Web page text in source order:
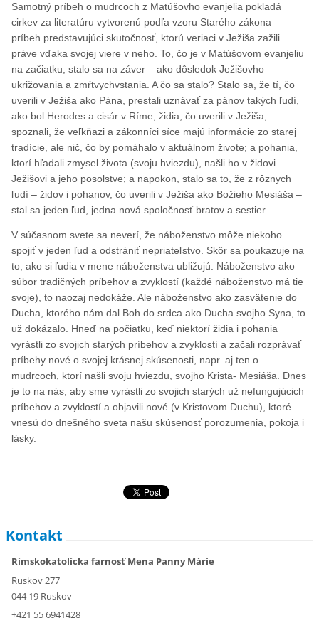
Samotný príbeh o mudrcoch z Matúšovho evanjelia pokladá
cirkev za literatúru vytvorenú podľa vzoru Starého zákona –
príbeh predstavujúci skutočnosť, ktorú veriaci v Ježiša zažili
práve vďaka svojej viere v neho. To, čo je v Matúšovom evanjeliu
na začiatku, stalo sa na záver – ako dôsledok Ježišovho
ukrižovania a zmŕtvychvstania. A čo sa stalo? Stalo sa, že tí, čo
uverili v Ježiša ako Pána, prestali uznávať za pánov takých ľudí,
ako bol Herodes a cisár v Ríme; židia, čo uverili v Ježiša,
spoznali, že veľkňazi a zákonníci síce majú informácie zo starej
tradície, ale nič, čo by pomáhalo v aktuálnom živote; a pohania,
ktorí hľadali zmysel života (svoju hviezdu), našli ho v židovi
Ježišovi a jeho posolstve; a napokon, stalo sa to, že z rôznych
ľudí – židov i pohanov, čo uverili v Ježiša ako Božieho Mesiáša –
stal sa jeden ľud, jedna nová spoločnosť bratov a sestier.
V súčasnom svete sa neverí, že náboženstvo môže niekoho
spojiť v jeden ľud a odstrániť nepriateľstvo. Skôr sa poukazuje na
to, ako si ľudia v mene náboženstva ubližujú. Náboženstvo ako
súbor tradičných príbehov a zvyklostí (každé náboženstvo má tie
svoje), to naozaj nedokáže. Ale náboženstvo ako zasvätenie do
Ducha, ktorého nám dal Boh do srdca ako Ducha svojho Syna, to
už dokázalo. Hneď na počiatku, keď niektorí židia i pohania
vyrástli zo svojich starých príbehov a zvyklostí a začali rozprávať
príbehy nové o svojej krásnej skúsenosti, napr. aj ten o
mudrcoch, ktorí našli svoju hviezdu, svojho Krista- Mesiáša. Dnes
je to na nás, aby sme vyrástli zo svojich starých už nefungujúcich
príbehov a zvyklostí a objavili nové (v Kristovom Duchu), ktoré
vnesú do dnešného sveta našu skúsenosť porozumenia, pokoja i
lásky.
Kontakt
Rímskokatolícka farnosť Mena Panny Márie
Ruskov 277
044 19 Ruskov
+421 55 6941428